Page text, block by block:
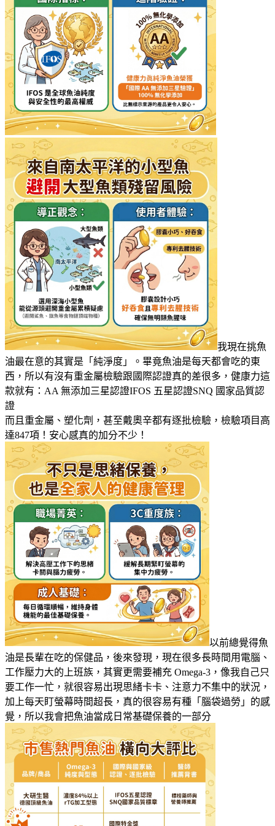
我現在挑魚
油最在意的其實是「純淨度」。畢竟魚油是每天都會吃的東
西，所以有沒有重金屬檢驗跟國際認證真的差很多，健康力這
款就有：AA 無添加三星認證IFOS 五星認證SNQ 國家品質認
證
而且重金屬、塑化劑，甚至戴奧辛都有逐批檢驗，檢驗項目高
達847項！安心感真的加分不少！
以前總覺得魚
油是長輩在吃的保健品，後來發現，現在很多長時間用電腦、
工作壓力大的上班族，其實更需要補充 Omega-3，像我自己只
要工作一忙，就很容易出現思緒卡卡、注意力不集中的狀況，
加上每天盯螢幕時間超長，真的很容易有種「腦袋過勞」的感
覺，所以我會把魚油當成日常基礎保養的一部分